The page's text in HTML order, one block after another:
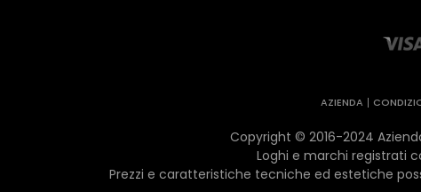
AZIENDA
Copyright © 2016-2024
Loghi e marchi registrati
Prezzi e caratteristiche tecniche ed estetiche